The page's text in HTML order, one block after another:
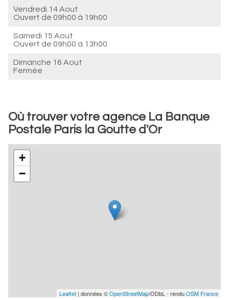
Vendredi 14 Aout
Ouvert de 09h00 à 19h00
Samedi 15 Aout
Ouvert de 09h00 à 13h00
Dimanche 16 Aout
Fermée
Où trouver votre agence La Banque
Postale Paris la Goutte d'Or
+
−
Leaflet | données ©OpenStreetMap/ODbL - renduOSM France